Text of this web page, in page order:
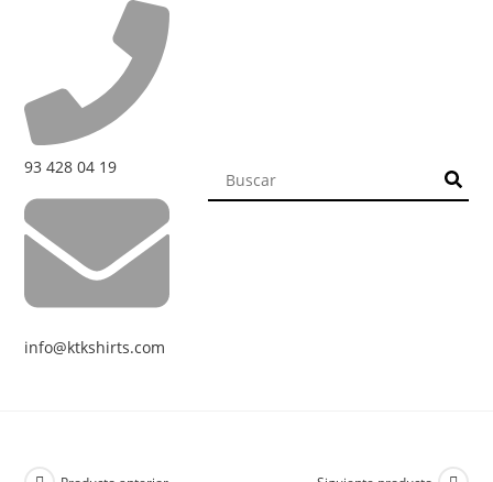
93 428 04 19
info@ktkshirts.com